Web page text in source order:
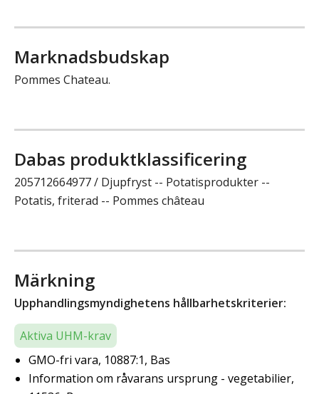
Marknadsbudskap
Pommes Chateau.
Dabas produktklassificering
205712664977 / Djupfryst -- Potatisprodukter --
Potatis, friterad -- Pommes château
Märkning
Upphandlingsmyndighetens hållbarhetskriterier:
Aktiva UHM-krav
GMO-fri vara, 10887:1, Bas
Information om råvarans ursprung - vegetabilier,